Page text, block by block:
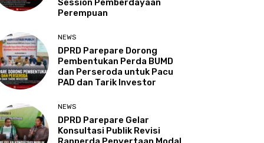
Session Pemberdayaan
Perempuan
NEWS
DPRD Parepare Dorong
Pembentukan Perda BUMD
dan Perseroda untuk Pacu
PAD dan Tarik Investor
NEWS
DPRD Parepare Gelar
Konsultasi Publik Revisi